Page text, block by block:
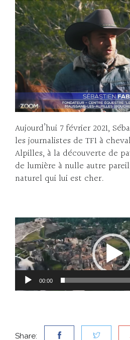
Aujourd’hui 7 février 2021,
les journalistes de TF1 à
Alpilles, à la découverte de
de lumière à nulle autre
naturel qui lui est cher.
Lecteur
vidéo
00:00
Share: